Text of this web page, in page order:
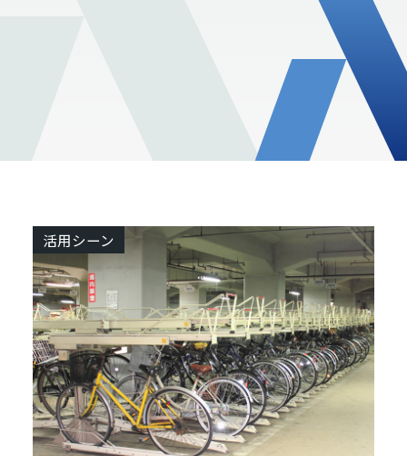
活用シーン